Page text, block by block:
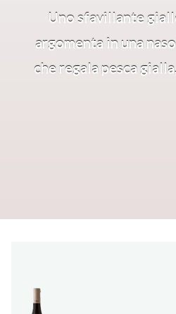
Uno sfavillante
argomenta in una
che regala pesca